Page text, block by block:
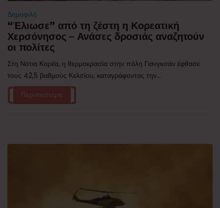
Δημοφιλή
“Έλιωσε” από τη ζέστη η Κορεατική
Χερσόνησος – Ανάσες δροσιάς αναζητούν
οι πολίτες
Στη Νότια Κορέα, η θερμοκρασία στην πόλη Γιανγκσάν έφθασε
τους 42,5 βαθμούς Κελσίου, καταγράφοντας την...
Περισσότερα